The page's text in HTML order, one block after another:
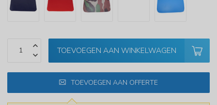
TOEVOEGEN AAN WINKELWAGEN
TOEVOEGEN AAN OFFERTE